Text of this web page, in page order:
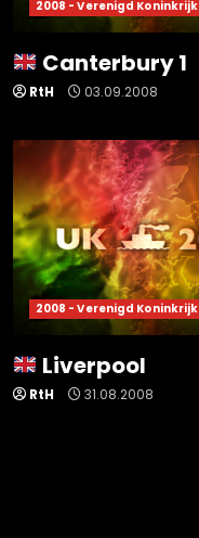
2008 - Verenigd Koninkrijk
Canterbury 1
RtH 03.09.2008
2008 - Verenigd Koninkrijk
Liverpool
RtH 31.08.2008